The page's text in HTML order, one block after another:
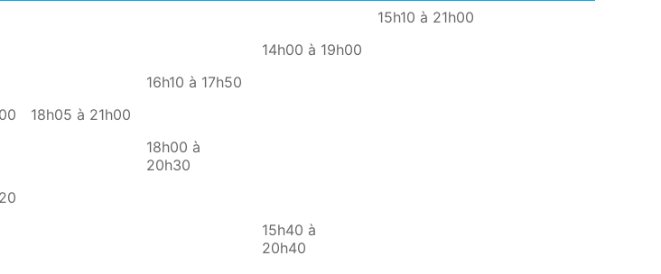
Vendredi
15h10 à 21h00
14h00 à 19h00
16h10 à 17h50
18h05 à 21h00
18h00 à
20h30
15h40 à
20h40